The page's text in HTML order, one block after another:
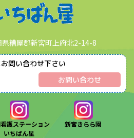
糟屋郡新宮町上府北2-14-8
問い合わせ下さい
お問い合わせ
護ステーション
いちばん星
新宮きらら園